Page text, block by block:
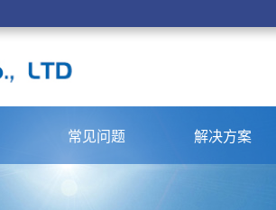
常见问题 解决方案